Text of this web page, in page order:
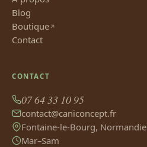
Blog
Boutique
Contact
CONTACT
07 64 33 10 95
contact@caniconcept.fr
Fontaine-le-Bourg, Normandie
Mar–Sam